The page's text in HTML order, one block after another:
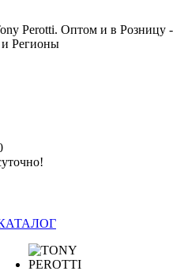
Perotti. Оптом и в Розницу -
Регионы